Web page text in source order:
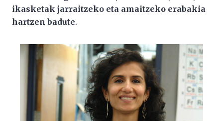
ikasketak jarraitzeko eta amaitzeko erabakia
hartzen badute.